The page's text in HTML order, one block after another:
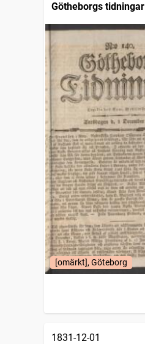
Götheborgs tidningar
[omärkt], Göteborg
1831-12-01